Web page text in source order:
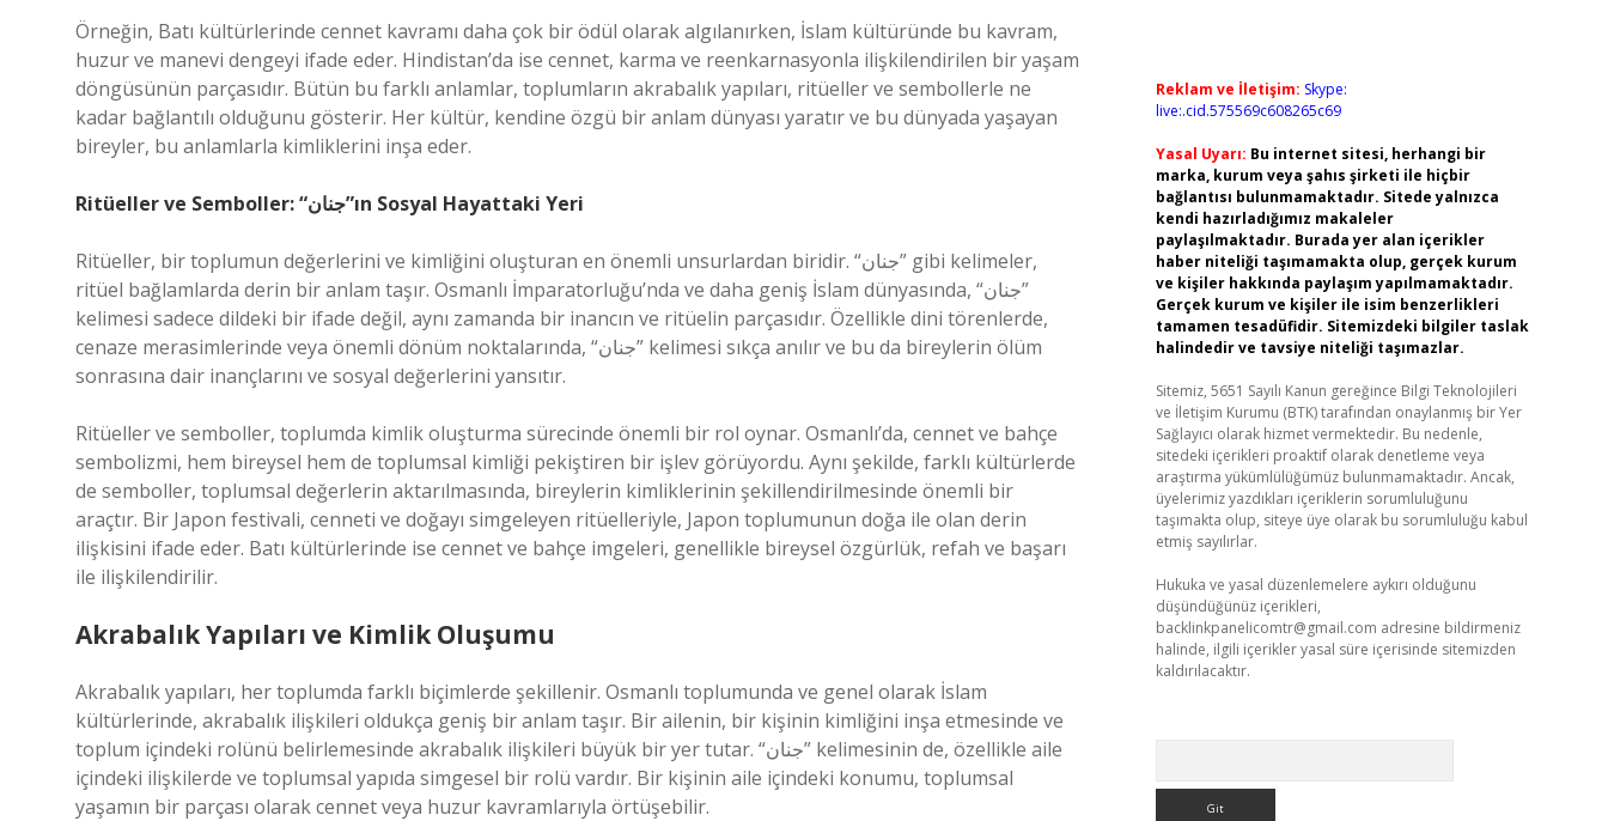
Örneğin, Batı kültürlerinde cennet kavramı daha çok bir ödül olarak algılanırken, İslam kültüründe bu kavram,
huzur ve manevi dengeyi ifade eder. Hindistan’da ise cennet, karma ve reenkarnasyonla ilişkilendirilen bir yaşam
döngüsünün parçasıdır. Bütün bu farklı anlamlar, toplumların akrabalık yapıları, ritüeller ve sembollerle ne
kadar bağlantılı olduğunu gösterir. Her kültür, kendine özgü bir anlam dünyası yaratır ve bu dünyada yaşayan
bireyler, bu anlamlarla kimliklerini inşa eder.
Ritüeller ve Semboller: “جنان”ın Sosyal Hayattaki Yeri
Ritüeller, bir toplumun değerlerini ve kimliğini oluşturan en önemli unsurlardan biridir. “جنان” gibi kelimeler,
ritüel bağlamlarda derin bir anlam taşır. Osmanlı İmparatorluğu’nda ve daha geniş İslam dünyasında, “جنان”
kelimesi sadece dildeki bir ifade değil, aynı zamanda bir inancın ve ritüelin parçasıdır. Özellikle dini törenlerde,
cenaze merasimlerinde veya önemli dönüm noktalarında, “جنان” kelimesi sıkça anılır ve bu da bireylerin ölüm
sonrasına dair inançlarını ve sosyal değerlerini yansıtır.
Ritüeller ve semboller, toplumda kimlik oluşturma sürecinde önemli bir rol oynar. Osmanlı’da, cennet ve bahçe
sembolizmi, hem bireysel hem de toplumsal kimliği pekiştiren bir işlev görüyordu. Aynı şekilde, farklı kültürlerde
de semboller, toplumsal değerlerin aktarılmasında, bireylerin kimliklerinin şekillendirilmesinde önemli bir
araçtır. Bir Japon festivali, cenneti ve doğayı simgeleyen ritüelleriyle, Japon toplumunun doğa ile olan derin
ilişkisini ifade eder. Batı kültürlerinde ise cennet ve bahçe imgeleri, genellikle bireysel özgürlük, refah ve başarı
ile ilişkilendirilir.
Akrabalık Yapıları ve Kimlik Oluşumu
Akrabalık yapıları, her toplumda farklı biçimlerde şekillenir. Osmanlı toplumunda ve genel olarak İslam
kültürlerinde, akrabalık ilişkileri oldukça geniş bir anlam taşır. Bir ailenin, bir kişinin kimliğini inşa etmesinde ve
toplum içindeki rolünü belirlemesinde akrabalık ilişkileri büyük bir yer tutar. “جنان” kelimesinin de, özellikle aile
içindeki ilişkilerde ve toplumsal yapıda simgesel bir rolü vardır. Bir kişinin aile içindeki konumu, toplumsal
yaşamın bir parçası olarak cennet veya huzur kavramlarıyla örtüşebilir.
Reklam ve İletişim: Skype:
live:.cid.575569c608265c69
Yasal Uyarı: Bu internet sitesi, herhangi bir
marka, kurum veya şahıs şirketi ile hiçbir
bağlantısı bulunmamaktadır. Sitede yalnızca
kendi hazırladığımız makaleler
paylaşılmaktadır. Burada yer alan içerikler
haber niteliği taşımamakta olup, gerçek kurum
ve kişiler hakkında paylaşım yapılmamaktadır.
Gerçek kurum ve kişiler ile isim benzerlikleri
tamamen tesadüfidir. Sitemizdeki bilgiler taslak
halindedir ve tavsiye niteliği taşımazlar.
Sitemiz, 5651 Sayılı Kanun gereğince Bilgi Teknolojileri
ve İletişim Kurumu (BTK) tarafından onaylanmış bir Yer
Sağlayıcı olarak hizmet vermektedir. Bu nedenle,
sitedeki içerikleri proaktif olarak denetleme veya
araştırma yükümlülüğümüz bulunmamaktadır. Ancak,
üyelerimiz yazdıkları içeriklerin sorumluluğunu
taşımakta olup, siteye üye olarak bu sorumluluğu kabul
etmiş sayılırlar.
Hukuka ve yasal düzenlemelere aykırı olduğunu
düşündüğünüz içerikleri,
backlinkpanelicomtr@gmail.com adresine bildirmeniz
halinde, ilgili içerikler yasal süre içerisinde sitemizden
kaldırılacaktır.